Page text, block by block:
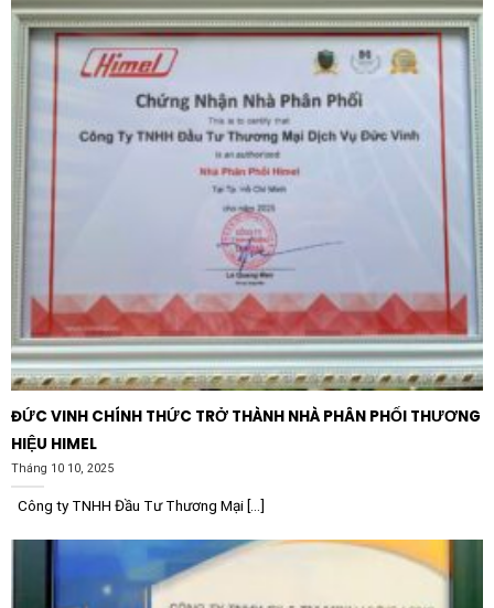
Ứng dụng thực tiễn của sản phẩm
Nhờ dải công suất phổ biến và tính tương thích cao,
Cuộn kháng hạ thế 3 pha 75kVAR 400V 50Hz –
LRB40B5066N16 – SHIZUKIđược ứng dụng rộng rãi
trong nhiều lĩnh vực:
Nhà máy sản xuất công nghiệp:Sử dụng trong các
hệ thống tủ bù tự động tại các nhà máy thép, xi
măng, dệt may, nơi có nhiều biến tần và lò luyện hồ
quang gây ra sóng hài lớn.
Tòa nhà thương mại và chung cư:Lắp đặt tại trạm
biến áp tổng để lọc nhiễu cho hệ thống thang máy,
điều hòa trung tâm và hệ thống chiếu sáng LED quy
mô lớn.
Trung tâm dữ liệu (Data Center):Đảm bảo nguồn
điện sạch cho các máy chủ và thiết bị viễn thông
nhạy cảm, ngăn ngừa nhiễu điện từ làm gián đoạn
tín hiệu.
Bệnh viện và các cơ sở y tế:Bảo vệ các máy quét
MRI, CT và thiết bị chẩn đoán hình ảnh cao cấp khỏi
các biến động điện áp không mong muốn.
ĐỨC VINH CHÍNH THỨC TRỞ THÀNH NHÀ PHÂN PHỐI THƯƠNG
HIỆU HIMEL
Tháng 10 10, 2025
Công ty TNHH Đầu Tư Thương Mại [...]